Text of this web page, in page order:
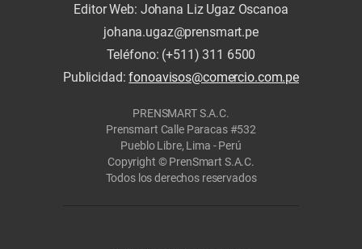
Editor Web: Johana Liz Ugaz Oscanoa
johana.ugaz@prensmart.pe
Teléfono: (+511) 311 6500
Publicidad:fonoavisos@comercio.com.pe
PRENSMART S.A.C.
Prensmart Calle Paracas #532
Pueblo Libre, Lima - Perú
Copyright © PrenSmart S.A.C.
Todos los derechos reservados